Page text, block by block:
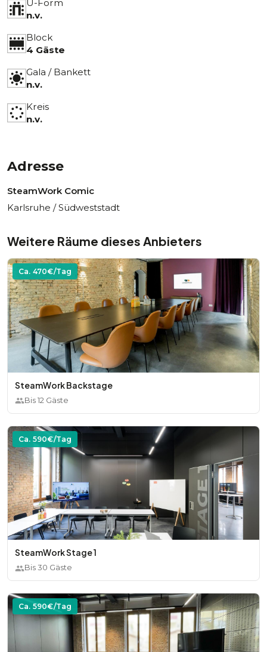
U-Form
n.v.
Block
4 Gäste
Gala / Bankett
n.v.
Kreis
n.v.
Adresse
SteamWork Comic
Karlsruhe / Südweststadt
Weitere Räume dieses Anbieters
Ca. 470€/Tag
SteamWork Backstage
Bis12 Gäste
Ca. 590€/Tag
SteamWork Stage 1
Bis30 Gäste
Ca. 590€/Tag